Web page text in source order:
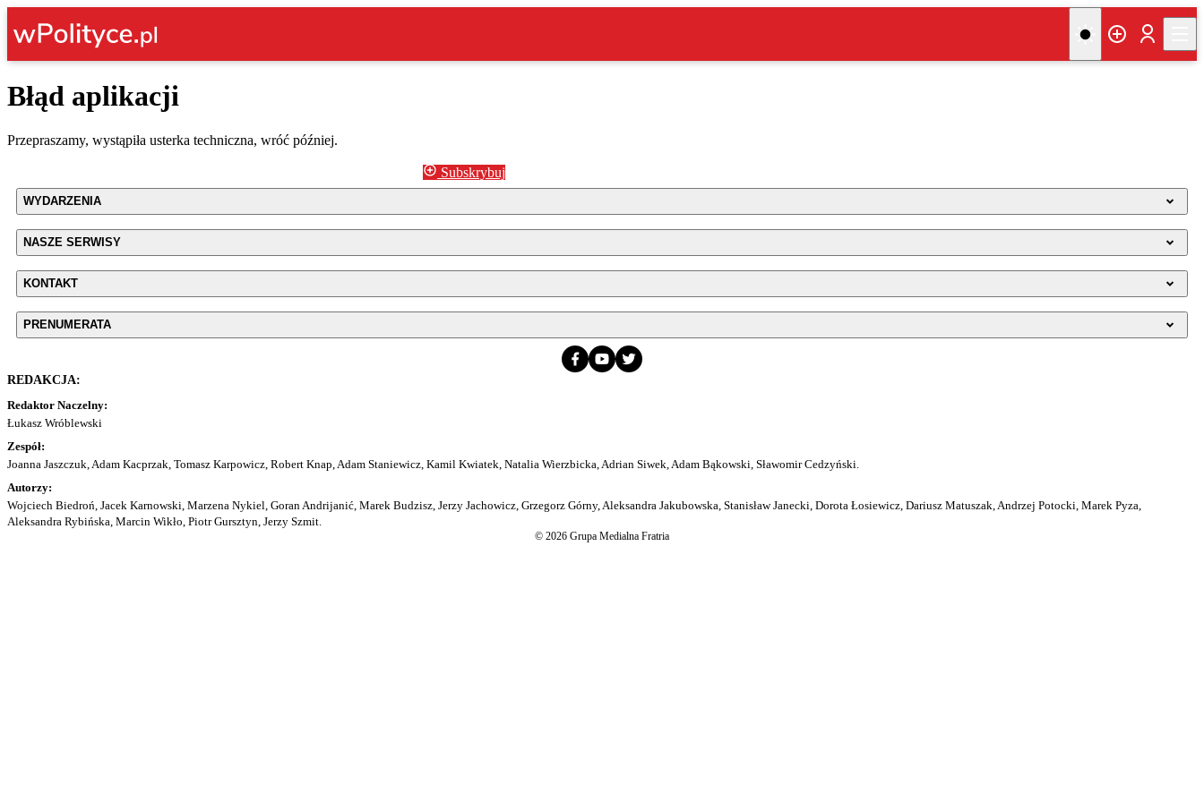
Błąd aplikacji
Przepraszamy, wystąpiła usterka techniczna, wróć później.
Subskrybuj
WYDARZENIA
NASZE SERWISY
KONTAKT
PRENUMERATA
REDAKCJA:
Redaktor Naczelny:
Łukasz Wróblewski
Zespół:
Joanna Jaszczuk, Adam Kacprzak, Tomasz Karpowicz, Robert Knap, Adam Staniewicz, Kamil Kwiatek, Natalia Wierzbicka, Adrian Siwek, Adam Bąkowski, Sławomir Cedzyński.
Autorzy:
Wojciech Biedroń, Jacek Karnowski, Marzena Nykiel, Goran Andrijanić, Marek Budzisz, Jerzy Jachowicz, Grzegorz Górny, Aleksandra Jakubowska, Stanisław Janecki, Dorota Łosiewicz, Dariusz Matuszak, Andrzej Potocki, Marek Pyza,
Aleksandra Rybińska, Marcin Wikło, Piotr Gursztyn, Jerzy Szmit.
© 2026 Grupa Medialna Fratria